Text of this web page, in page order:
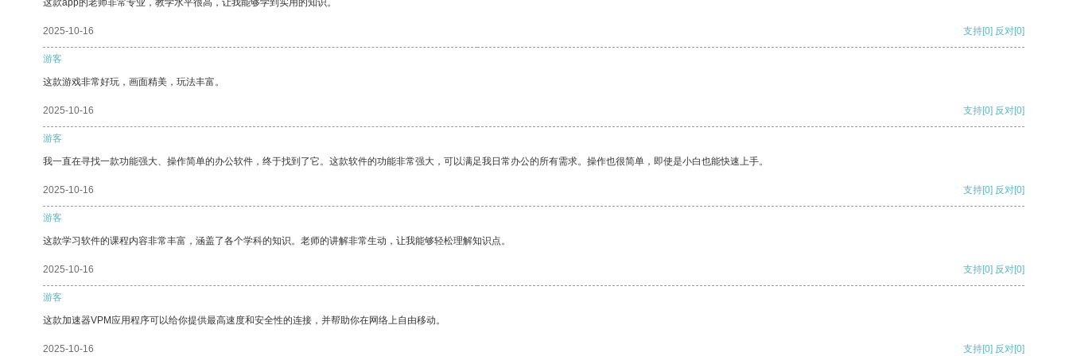
这款app的老师非常专业，教学水平很高，让我能够学到实用的知识。
2025-10-16 支持[0] 反对[0]
游客
这款游戏非常好玩，画面精美，玩法丰富。
2025-10-16 支持[0] 反对[0]
游客
我一直在寻找一款功能强大、操作简单的办公软件，终于找到了它。这款软件的功能非常强大，可以满足我日常办公的所有需求。操作也很简单，即使是小白也能快速上手。
2025-10-16 支持[0] 反对[0]
游客
这款学习软件的课程内容非常丰富，涵盖了各个学科的知识。老师的讲解非常生动，让我能够轻松理解知识点。
2025-10-16 支持[0] 反对[0]
游客
这款加速器VPM应用程序可以给你提供最高速度和安全性的连接，并帮助你在网络上自由移动。
2025-10-16 支持[0] 反对[0]